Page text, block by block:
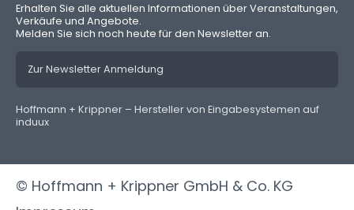
Erhalten Sie alle aktuellen Informationen über Veranstaltungen,
Verkäufe und Angebote.
Melden Sie sich noch heute für den Newsletter an.
Zur Newsletter Anmeldung
Hoffmann + Krippner – Hersteller von Eingabesystemen auf
induux
© Hoffmann + Krippner GmbH & Co. KG